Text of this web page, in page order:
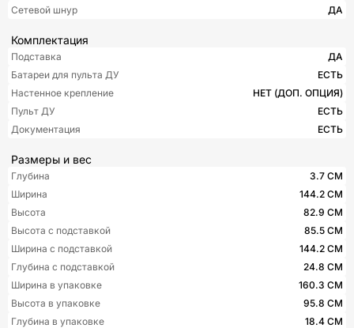
Сетевой шнур
ДА
Комплектация
Подставка
ДА
Батареи для пульта ДУ
ЕСТЬ
Настенное крепление
НЕТ (ДОП. ОПЦИЯ)
Пульт ДУ
ЕСТЬ
Документация
ЕСТЬ
Размеры и вес
Глубина
3.7 СМ
Ширина
144.2 СМ
Высота
82.9 СМ
Высота с подставкой
85.5 СМ
Ширина с подставкой
144.2 СМ
Глубина с подставкой
24.8 СМ
Ширина в упаковке
160.3 СМ
Высота в упаковке
95.8 СМ
Глубина в упаковке
18.4 СМ